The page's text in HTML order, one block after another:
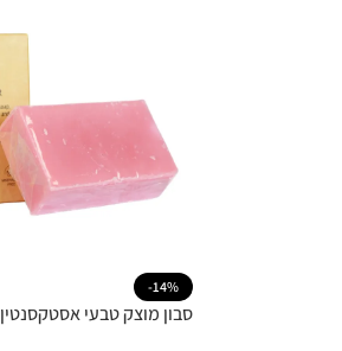
-14%
סבון מוצק טבעי אסטקסנטין